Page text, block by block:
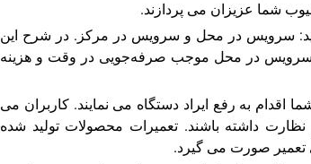
شما عزیزان می پردازند.
سرویس در محل و سرویس در مرکز. در شرح این
سرویس در محل موجب صرفه‌جویی در وقت و هزینه
اقدام به رفع ایراد دستگاه می نمایند. کاربران می
داشته باشند. تعمیرات محصولات تولید شده
تعمیر صورت می گیرد.